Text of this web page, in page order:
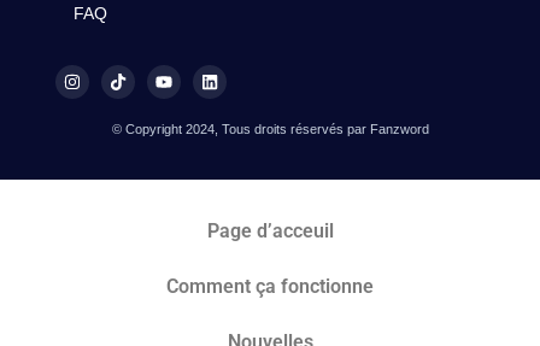
FAQ
© Copyright 2024, Tous droits réservés par Fanzword
Page d’acceuil
Comment ça fonctionne